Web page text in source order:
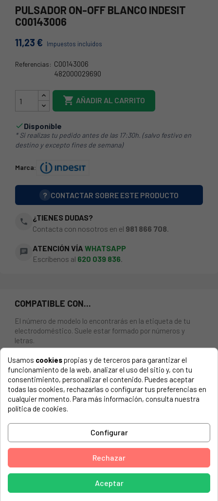
PULSADOR ON-OFF BLANCO INDESIT
C00143006
11,23 € Impuestos incluidos
Referencias: C00143006
482000029690
 AÑADIR AL CARRITO
Disponible
* Si realizas tu pedido antes de las 17:30h. (salvo festivo en
destino y excepto fines de semana)
Marca:
? CONTACTAR SOBRE ESTE PRODUCTO
phone
¿TIENES DUDAS?
Contacta con nosotros en el 981 866 708
chat ATENCIÓN VÍA WHATSAPP
Escríbenos al 620 039 836.
COMPATIBLE CON...
El número de modelo lo encontrarás en la etiqueta de tu
electrodoméstico. Suele estar formado por números y
letras.
Pulsador on-off blanco Indesit C00143006
INDESIT, 37302170000IDL50EU
INDESIT, 37320060000IDL50EU2
INDESIT, IDL40EU
Usamos cookiespropias y de terceros para garantizar el
funcionamiento de la web, analizar el uso del sitio y, con tu
consentimiento, personalizar el contenido. Puedes aceptar
todas las cookies, rechazarlas o configurar tus preferencias en
cualquier momento. Para más información, consulta nuestra
política de cookies.
Configurar
Rechazar
Aceptar